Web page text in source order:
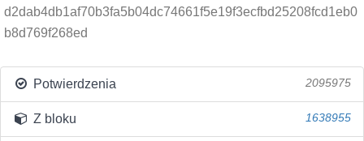
d2dab4db1af70b3fa5b04dc74661f5e19f3ecfbd25208fcd1eb0
b8d769f268ed
Potwierdzenia 2095975
Z bloku 1638955